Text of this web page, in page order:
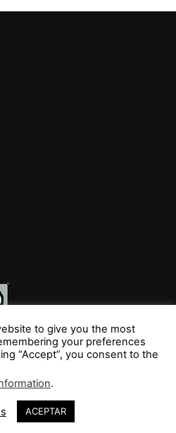
to give you the most
your preferences
“Accept”, you consent to the
.
ACEPTAR